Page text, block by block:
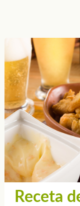
Receta